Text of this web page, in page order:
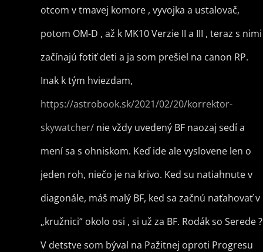
otcom v tmavej komore , vyvojka a ustalovač,
potom OM-D , až k MK10 Verzie II a III , teraz s nimi
začínajú fotiť deti a ja som prešiel na canon RP.
Inak k tým hviezdam,
https://astrobook.sk/2021/02/20/korrektor-
skywatcher/ nie vždy uvedený BF naozaj sedí a
mení sa s ohniskom. Keď ide ale vyslovene len o
jeden roh, niečo je na krivo. Ked su natiahnute v
diagonále, máš malý BF, ked sa začnú naťahovať v
„kružnici“ okolo osi , si už za BF. Rodák so Serede ?
V detstve som býval na Pažitnej oproti Progresu